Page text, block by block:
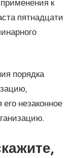
к
пятнадцати
порядка
незаконное